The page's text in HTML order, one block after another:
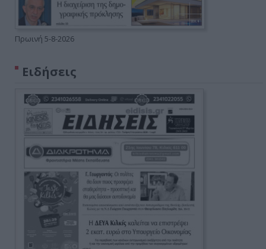
Πρωινή 5-8-2026
Ειδήσεις